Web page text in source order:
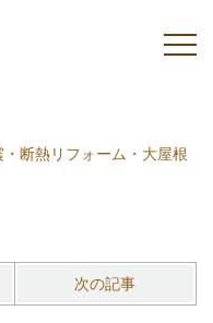
断熱リフォーム・大屋根
次の記事